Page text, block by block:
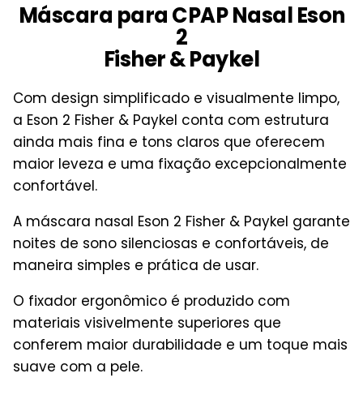
Máscara para CPAP Nasal Eson
2
Fisher & Paykel
Com design simplificado e visualmente limpo,
a Eson 2 Fisher & Paykel conta com estrutura
ainda mais fina e tons claros que oferecem
maior leveza e uma fixação excepcionalmente
confortável.
A máscara nasal Eson 2 Fisher & Paykel garante
noites de sono silenciosas e confortáveis, de
maneira simples e prática de usar.
O fixador ergonômico é produzido com
materiais visivelmente superiores que
conferem maior durabilidade e um toque mais
suave com a pele.